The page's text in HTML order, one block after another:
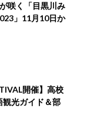
咲く「目黒川み
」11月10日か
開催】高校
観光ガイド＆部